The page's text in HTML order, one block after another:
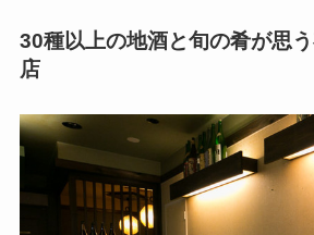
30種以上の地酒と旬の肴が思
店